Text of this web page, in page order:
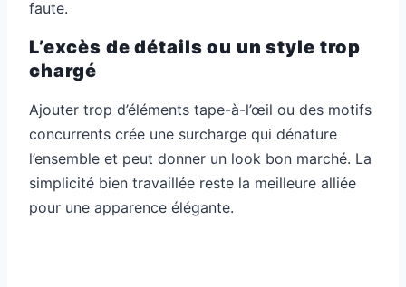
faute.
L’excès de détails ou un style trop
chargé
Ajouter trop d’éléments tape-à-l’œil ou des motifs
concurrents crée une surcharge qui dénature
l’ensemble et peut donner un look bon marché. La
simplicité bien travaillée reste la meilleure alliée
pour une apparence élégante.